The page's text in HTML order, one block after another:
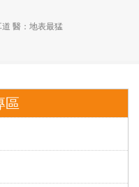
醫：地表最猛
區